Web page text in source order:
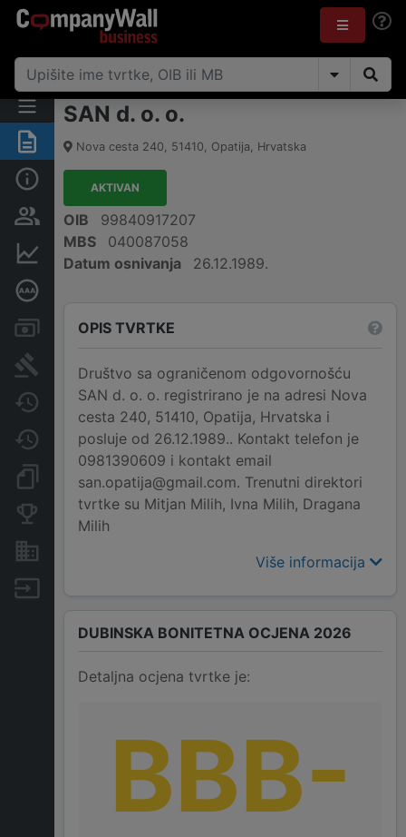
Sažetak
Osobe i vlasništvo
Računi i blokade
Sudske objave
Javne nabavke
Promjene
Dokumenti i objave
Konkurentske tvrtke
SAN d. o. o.
Nova cesta 240, 51410, Opatija, Hrvatska
AKTIVAN
OIB
99840917207
MBS
040087058
Datum osnivanja
26.12.1989.
OPIS TVRTKE
Društvo sa ograničenom odgovornošću
SAN d. o. o. registrirano je na adresi Nova
cesta 240, 51410, Opatija, Hrvatska i
posluje od 26.12.1989.. Kontakt telefon je
0981390609 i kontakt email
san.opatija@gmail.com. Trenutni direktori
tvrtke su Mitjan Milih, Ivna Milih, Dragana
Milih
Više informacija
DUBINSKA BONITETNA OCJENA 2026
Detaljna ocjena tvrtke je:
BBB-